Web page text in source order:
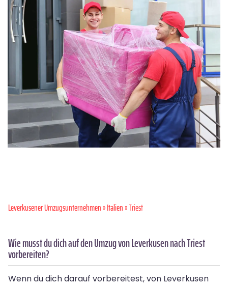
Leverkusener Umzugsunternehmen»Italien» Triest
Wie musst du dich auf den Umzug von Leverkusen nach Triest
vorbereiten?
Wenn du dich darauf vorbereitest, von Leverkusen